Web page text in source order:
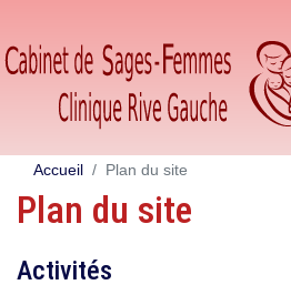
Accueil Plan du site
Plan du site
Activités